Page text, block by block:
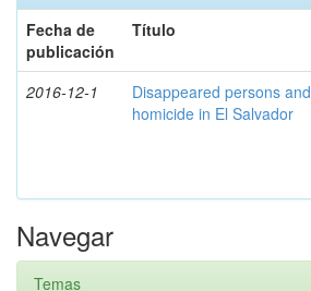
Fecha de
publicación
Título
2016-12-1
Disappeared persons and
homicide in El Salvador
Navegar
Temas